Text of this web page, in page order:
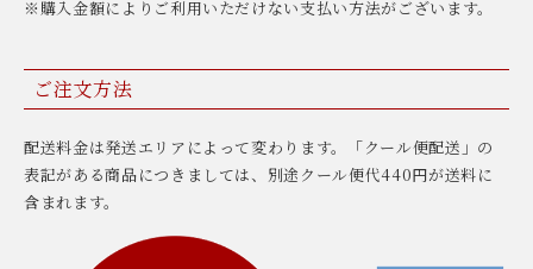
※購入金額によりご利用いただけない支払い方法がございます。
ご注文方法
配送料金は発送エリアによって変わります。「クール便配送」の
表記がある商品につきましては、別途クール便代440円が送料に
含まれます。